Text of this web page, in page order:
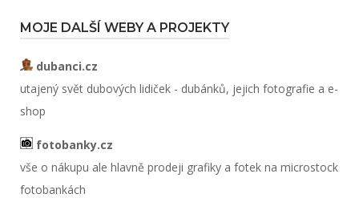
MOJE DALŠÍ WEBY A PROJEKTY
dubanci.cz
utajený svět dubových lidiček - dubánků, jejich fotografie a e-
shop
fotobanky.cz
vše o nákupu ale hlavně prodeji grafiky a fotek na microstock
fotobankách